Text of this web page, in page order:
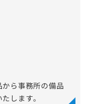
ら事務所の備品
します。